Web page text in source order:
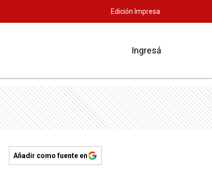
Edición Impresa
Ingresá
Añadir como fuente en